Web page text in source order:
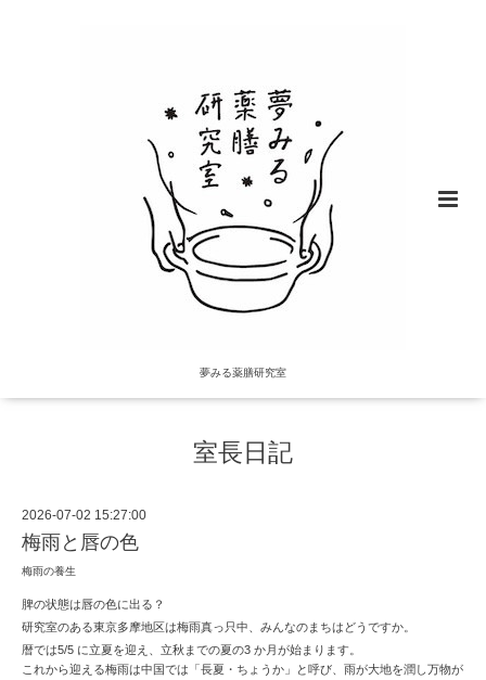
夢みる薬膳研究室
室長日記
2026-07-02 15:27:00
梅雨と唇の色
梅雨の養生
脾の状態は唇の色に出る？
研究室のある東京多摩地区は梅雨真っ只中、みんなのまちはどうですか。
暦では5/5 に立夏を迎え、立秋までの夏の3 か月が始まります。
これから迎える梅雨は中国では「長夏・ちょうか」と呼び、 雨が大地を潤し万物が